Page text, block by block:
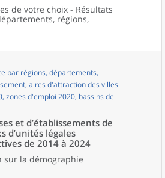
de votre choix - Résultats
régions,
par régions, départements,
aires d'attraction des villes
zones d'emploi 2020, bassins de
et d’établissements de
d’unités légales
de 2014 à 2024
sur la démographie